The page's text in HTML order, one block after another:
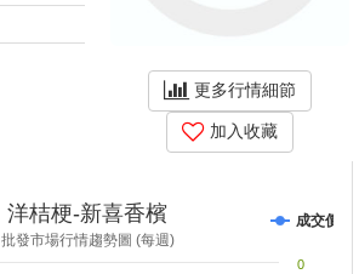
更多行情細節
加入收藏
洋桔梗-新喜香檳
批發市場行情趨勢圖 (每週)
成交價
0